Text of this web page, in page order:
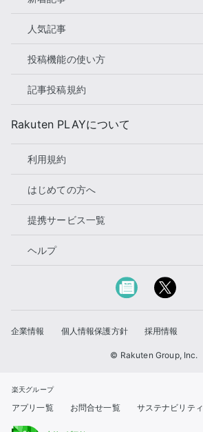
人気記事
投稿機能の使い方
記事投稿規約
Rakuten PLAYについて
利用規約
はじめての方へ
提携サービス一覧
ヘルプ
企業情報 個人情報保護方針 採用情報
© Rakuten Group, Inc.
楽天グループ
アプリ一覧 お問合せ一覧 サステナビリティ